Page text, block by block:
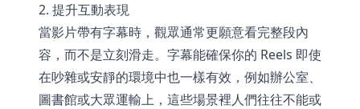
2. 提升互動表現
當影片帶有字幕時，觀眾通常更願意看完整段內
容，而不是立刻滑走。字幕能確保你的 Reels 即使
在吵雜或安靜的環境中也一樣有效，例如辦公室、
圖書館或大眾運輸上，這些場景裡人們往往不能或